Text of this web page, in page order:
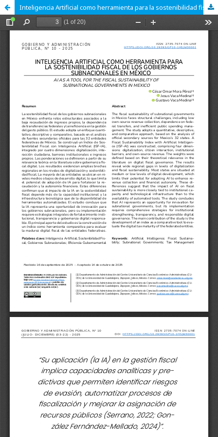
Inteligencia Artificial como herramienta para la sostenibilidad fiscal de los gobiernos subnacionales en México.